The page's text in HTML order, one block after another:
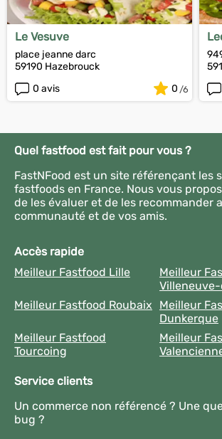
Le Vesuve
place jeanne darc
59190 Hazebrouck
0 avis
0
Quel fastfood est fait pour vous ?
FastNFood est un site référençant les
fastfoods en France. Nous vous
de les évaluer et de les recommander
communauté et de vos amis.
Accès rapide
Meilleur Fastfood Lille
Meilleur
Meilleur Fastfood Roubaix
Meilleur
Dunkerque
Meilleur Fastfood
Tourcoing
Meilleur
Service clients
Un commerce non référencé ? Une
bug ?